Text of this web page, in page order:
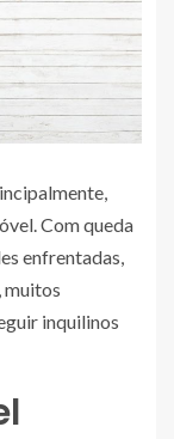
Com queda
enfrentadas,
muitos
inquilinos